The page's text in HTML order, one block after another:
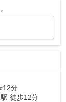
12分
駅 徒歩12分